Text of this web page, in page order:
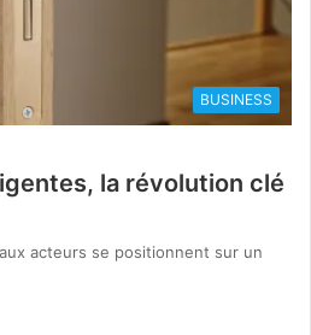
BUSINESS
la révolution clé
acteurs se positionnent sur un